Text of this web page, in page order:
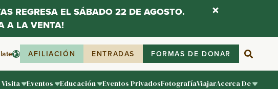
AFILIACIÓN ENTRADAS FORMAS DE DONAR
Eventos Educación Eventos PrivadosFotografíaViajarAcerca De
REGRESA EL SÁBADO 22 DE AGOSTO.
A LA VENTA!